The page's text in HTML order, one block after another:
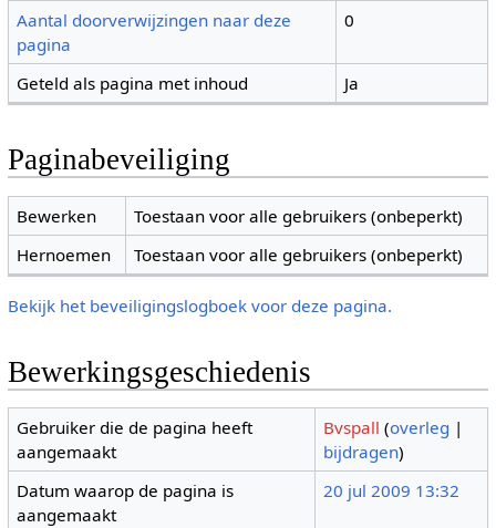
Aantal doorverwijzingen naar deze
pagina
0
Geteld als pagina met inhoud Ja
Paginabeveiliging
Bewerken
Toestaan voor alle gebruikers (onbeperkt)
Hernoemen
Toestaan voor alle gebruikers (onbeperkt)
Bekijk het beveiligingslogboek voor deze pagina.
Bewerkingsgeschiedenis
Gebruiker die de pagina heeft
aangemaakt
Bvspall (overleg |
bijdragen)
Datum waarop de pagina is
aangemaakt
20 jul 2009 13:32